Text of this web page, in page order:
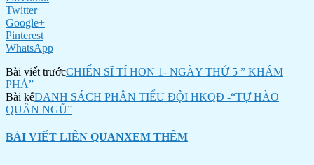
Twitter
Google+
Pinterest
WhatsApp
Bài viết trướcCHIẾN SĨ TÍ HON 1- NGÀY THỨ 5 ” KHÁM
PHÁ”
Bài kếDANH SÁCH PHÂN TIỂU ĐỘI HKQĐ -“TỰ HÀO
QUÂN NGŨ”
BÀI VIẾT LIÊN QUANXEM THÊM